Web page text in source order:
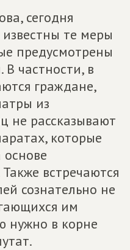
сегодня
те меры
предусмотрены
В частности, в
граждане,
из
не рассказывают
которые
встречаются
сознательно не
им
нужно в корне